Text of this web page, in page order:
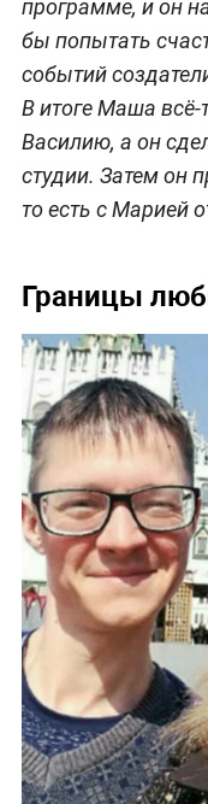
программе, и он
бы попытать
событий
В итоге Маша
Василию, а он
студии. Затем он
то есть с Марией
Границы